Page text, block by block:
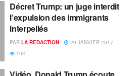
Décret Trump: un juge interdit
l’expulsion des immigrants
interpellés
PAR LA REDACTION
29 JANVIER 2017
10K